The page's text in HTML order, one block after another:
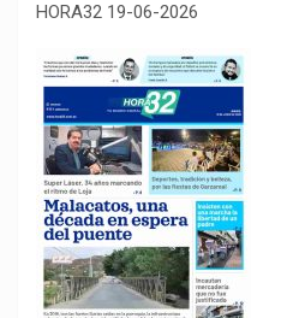
HORA32 19-06-2026